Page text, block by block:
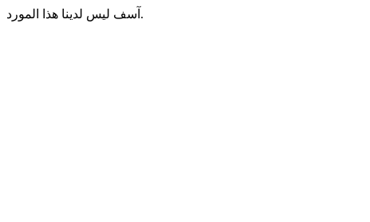
آسف ليس لدينا هذا المورد.